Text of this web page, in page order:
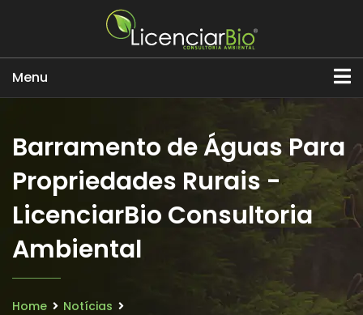
Menu
Barramento de Águas Para
Propriedades Rurais -
LicenciarBio Consultoria
Ambiental
Home
Notícias